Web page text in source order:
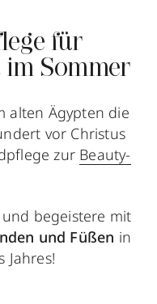
für
im Sommer
alten Ägypten die
vor Christus
zur Beauty-
begeistere mit
und Füßen in
Jahres!